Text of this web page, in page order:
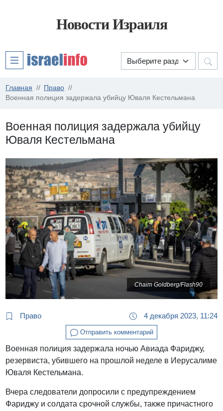
Новости Израиля
Главная
Право
Военная полиция задержала убийцу Юваля Кестельмана
Военная полиция задержала убийцу
Юваля Кестельмана
Chaim Goldberg/Flash90
Право 4 декабря 2023, 11:24
Отправить комментарий
Военная полиция задержала ночью Авиада Фариджу,
резервиста, убившего на прошлой неделе в Иерусалиме
Юваля Кестельмана.
Вчера следователи допросили с предупреждением
Фариджу и солдата срочной службы, также причастного